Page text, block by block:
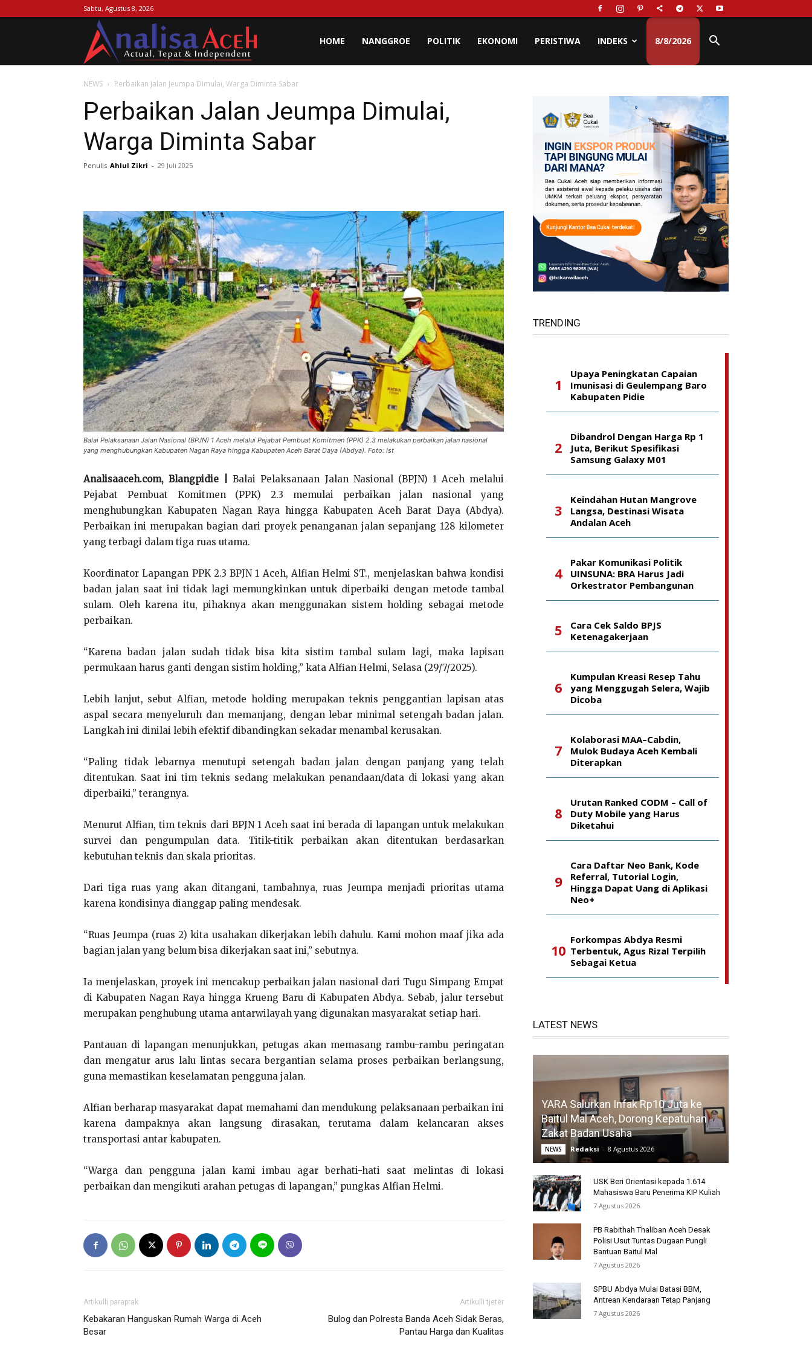
Sabtu, Agustus 8, 2026
Aceh
HOME NANGGROE POLITIK EKONOMI PERISTIWA INDEKS 8/8/2026
NEWS Perbaikan Jalan Jeumpa Dimulai, Warga Diminta Sabar
Perbaikan Jalan Jeumpa Dimulai,
Warga Diminta Sabar
Penulis Ahlul Zikri - 29 Juli 2025
Balai Pelaksanaan Jalan Nasional (BPJN) 1 Aceh melalui Pejabat Pembuat Komitmen (PPK) 2.3 melakukan perbaikan jalan nasional
yang menghubungkan Kabupaten Nagan Raya hingga Kabupaten Aceh Barat Daya (Abdya). Foto: Ist
Analisaaceh.com, Blangpidie |
Balai Pelaksanaan Jalan Nasional (BPJN) 1 Aceh melalui
Pejabat Pembuat Komitmen (PPK) 2.3 memulai perbaikan jalan nasional yang
menghubungkan Kabupaten Nagan Raya hingga Kabupaten Aceh Barat Daya (Abdya).
Perbaikan ini merupakan bagian dari proyek penanganan jalan sepanjang 128 kilometer
yang terbagi dalam tiga ruas utama.
Koordinator Lapangan PPK 2.3 BPJN 1 Aceh, Alfian Helmi ST., menjelaskan bahwa kondisi
badan jalan saat ini tidak lagi memungkinkan untuk diperbaiki dengan metode tambal
sulam. Oleh karena itu, pihaknya akan menggunakan sistem holding sebagai metode
perbaikan.
“Karena badan jalan sudah tidak bisa kita sistim tambal sulam lagi, maka lapisan
permukaan harus ganti dengan sistim holding,” kata Alfian Helmi, Selasa (29/7/2025).
Lebih lanjut, sebut Alfian, metode holding merupakan teknis penggantian lapisan atas
aspal secara menyeluruh dan memanjang, dengan lebar minimal setengah badan jalan.
Langkah ini dinilai lebih efektif dibandingkan sekadar menambal kerusakan.
“Paling tidak lebarnya menutupi setengah badan jalan dengan panjang yang telah
ditentukan. Saat ini tim teknis sedang melakukan penandaan/data di lokasi yang akan
diperbaiki,” terangnya.
Menurut Alfian, tim teknis dari BPJN 1 Aceh saat ini berada di lapangan untuk melakukan
survei dan pengumpulan data. Titik-titik perbaikan akan ditentukan berdasarkan
kebutuhan teknis dan skala prioritas.
Dari tiga ruas yang akan ditangani, tambahnya, ruas Jeumpa menjadi prioritas utama
karena kondisinya dianggap paling mendesak.
“Ruas Jeumpa (ruas 2) kita usahakan dikerjakan lebih dahulu. Kami mohon maaf jika ada
bagian jalan yang belum bisa dikerjakan saat ini,” sebutnya.
Ia menjelaskan, proyek ini mencakup perbaikan jalan nasional dari Tugu Simpang Empat
di Kabupaten Nagan Raya hingga Krueng Baru di Kabupaten Abdya. Sebab, jalur tersebut
merupakan penghubung utama antarwilayah yang digunakan masyarakat setiap hari.
Pantauan di lapangan menunjukkan, petugas akan memasang rambu-rambu peringatan
dan mengatur arus lalu lintas secara bergantian selama proses perbaikan berlangsung,
guna memastikan keselamatan pengguna jalan.
Alfian berharap masyarakat dapat memahami dan mendukung pelaksanaan perbaikan ini
karena dampaknya akan langsung dirasakan, terutama dalam kelancaran akses
transportasi antar kabupaten.
“Warga dan pengguna jalan kami imbau agar berhati-hati saat melintas di lokasi
perbaikan dan mengikuti arahan petugas di lapangan,” pungkas Alfian Helmi.
Artikulli paraprak
Kebakaran Hanguskan Rumah Warga di Aceh
Besar
Artikulli tjetër
Bulog dan Polresta Banda Aceh Sidak Beras,
Pantau Harga dan Kualitas
TRENDING
Upaya Peningkatan Capaian
Imunisasi di Geulempang Baro
Kabupaten Pidie
Dibandrol Dengan Harga Rp 1
Juta, Berikut Spesifikasi
Samsung Galaxy M01
Keindahan Hutan Mangrove
Langsa, Destinasi Wisata
Andalan Aceh
Pakar Komunikasi Politik
UINSUNA: BRA Harus Jadi
Orkestrator Pembangunan
Cara Cek Saldo BPJS
Ketenagakerjaan
Kumpulan Kreasi Resep Tahu
yang Menggugah Selera, Wajib
Dicoba
Kolaborasi MAA–Cabdin,
Mulok Budaya Aceh Kembali
Diterapkan
Urutan Ranked CODM – Call of
Duty Mobile yang Harus
Diketahui
Cara Daftar Neo Bank, Kode
Referral, Tutorial Login,
Hingga Dapat Uang di Aplikasi
Neo+
Forkompas Abdya Resmi
Terbentuk, Agus Rizal Terpilih
Sebagai Ketua
LATEST NEWS
YARA Salurkan Infak Rp10 Juta ke
Baitul Mal Aceh, Dorong Kepatuhan
Zakat Badan Usaha
NEWS Redaksi - 8 Agustus 2026
USK Beri Orientasi kepada 1.614
Mahasiswa Baru Penerima KIP Kuliah
7 Agustus 2026
PB Rabithah Thaliban Aceh Desak
Polisi Usut Tuntas Dugaan Pungli
Bantuan Baitul Mal
7 Agustus 2026
SPBU Abdya Mulai Batasi BBM,
Antrean Kendaraan Tetap Panjang
7 Agustus 2026